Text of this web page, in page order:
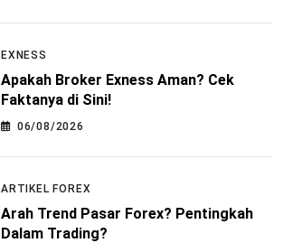
EXNESS
Apakah Broker Exness Aman? Cek
Faktanya di Sini!
06/08/2026
ARTIKEL FOREX
Arah Trend Pasar Forex? Pentingkah
Dalam Trading?